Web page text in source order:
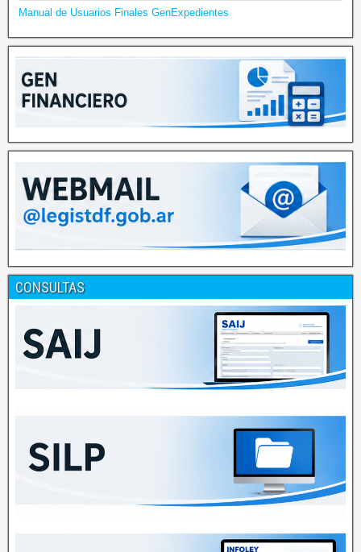
Manual de Usuarios Finales GenExpedientes
CONSULTAS